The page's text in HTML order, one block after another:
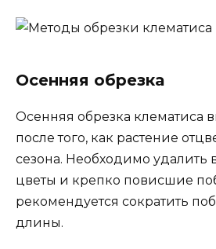
Осенняя обрезка
Осенняя обрезка клематиса
после того, как растение
сезона. Необходимо удалить
цветы и крепко повисшие
рекомендуется сократить
длины.